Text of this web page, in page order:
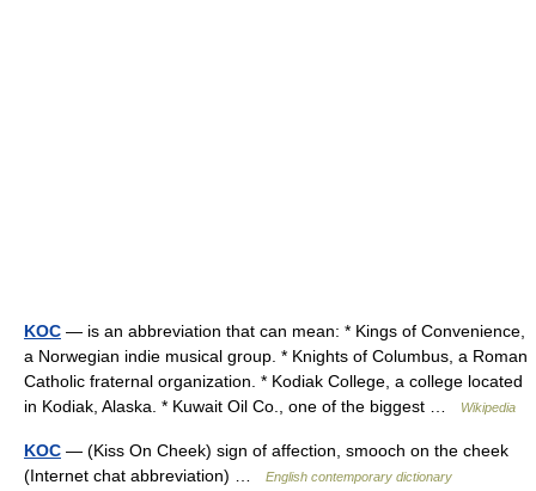
KOC — is an abbreviation that can mean: * Kings of Convenience,
a Norwegian indie musical group. * Knights of Columbus, a Roman
Catholic fraternal organization. * Kodiak College, a college located
in Kodiak, Alaska. * Kuwait Oil Co., one of the biggest …
Wikipedia
KOC — (Kiss On Cheek) sign of affection, smooch on the cheek
(Internet chat abbreviation) …
English contemporary dictionary